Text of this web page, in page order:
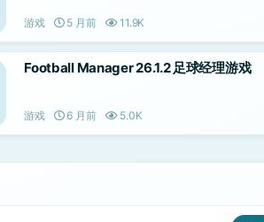
游戏 5 月前 11.9K
Football Manager 26.1.2 足球经理游戏
游戏 6 月前 5.0K